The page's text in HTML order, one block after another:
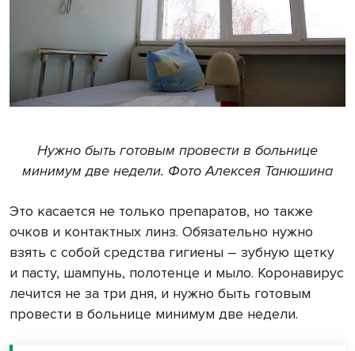
Нужно быть готовым провести в больнице
минимум две недели. Фото Алексея Танюшина
Это касается не только препаратов, но также
очков и контактных линз. Обязательно нужно
взять с собой средства гигиены – зубную щетку
и пасту, шампунь, полотенце и мыло. Коронавирус
лечится не за три дня, и нужно быть готовым
провести в больнице минимум две недели.